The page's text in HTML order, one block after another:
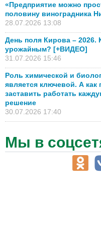
«Предприятие можно
половину виноградника
28.07.2026 13:08
День поля Кирова – 2026.
урожайным? [+ВИДЕО]
31.07.2026 15:46
Роль химической и
является ключевой. А
заставить работать
решение
30.07.2026 17:40
Мы в